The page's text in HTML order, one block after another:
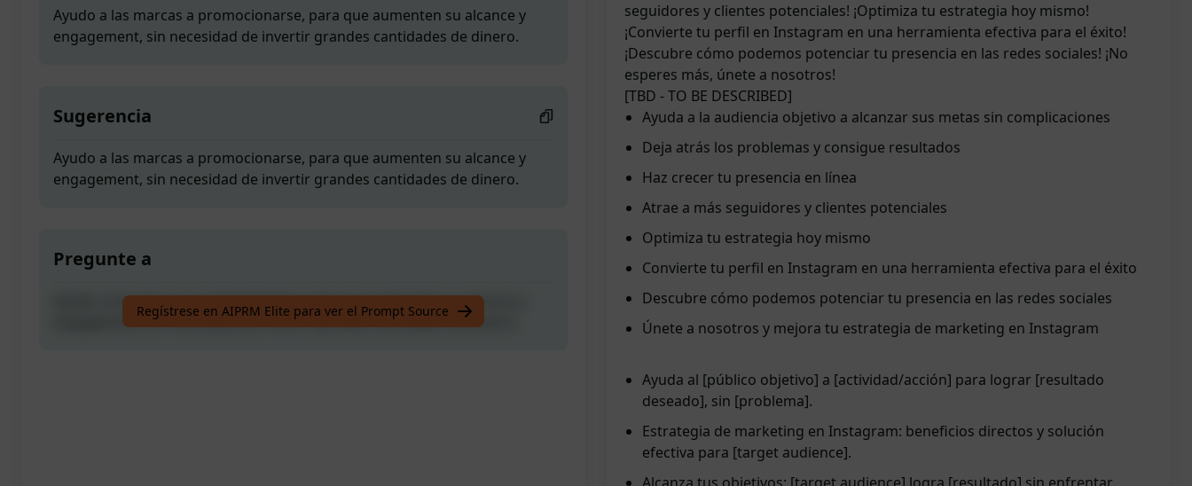
Ayudo a las marcas a promocionarse, para que aumenten su alcance y
engagement, sin necesidad de invertir grandes cantidades de dinero.
Sugerencia
Ayudo a las marcas a promocionarse, para que aumenten su alcance y
engagement, sin necesidad de invertir grandes cantidades de dinero.
Pregunte a
Ayudo a las marcas a promocionarse, para que aumenten su alcance y
engagement, sin necesidad de invertir grandes cantidades de dinero.
Regístrese en AIPRM Elite para ver el Prompt Source
seguidores y clientes potenciales! ¡Optimiza tu estrategia hoy mismo!
¡Convierte tu perfil en Instagram en una herramienta efectiva para el éxito!
¡Descubre cómo podemos potenciar tu presencia en las redes sociales! ¡No
esperes más, únete a nosotros!
[TBD - TO BE DESCRIBED]
Ayuda a la audiencia objetivo a alcanzar sus metas sin complicaciones
Deja atrás los problemas y consigue resultados
Haz crecer tu presencia en línea
Atrae a más seguidores y clientes potenciales
Optimiza tu estrategia hoy mismo
Convierte tu perfil en Instagram en una herramienta efectiva para el éxito
Descubre cómo podemos potenciar tu presencia en las redes sociales
Únete a nosotros y mejora tu estrategia de marketing en Instagram
Ayuda al [público objetivo] a [actividad/acción] para lograr [resultado
deseado], sin [problema].
Estrategia de marketing en Instagram: beneficios directos y solución
efectiva para [target audience].